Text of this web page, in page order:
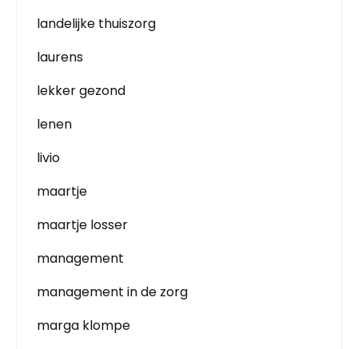
landelijke thuiszorg
laurens
lekker gezond
lenen
livio
maartje
maartje losser
management
management in de zorg
marga klompe